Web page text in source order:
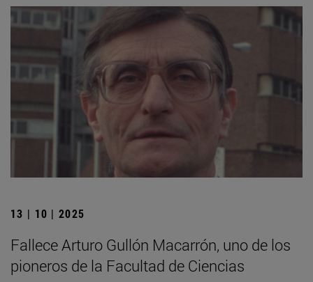
13 | 10 | 2025
Fallece Arturo Gullón Macarrón, uno de los
pioneros de la Facultad de Ciencias